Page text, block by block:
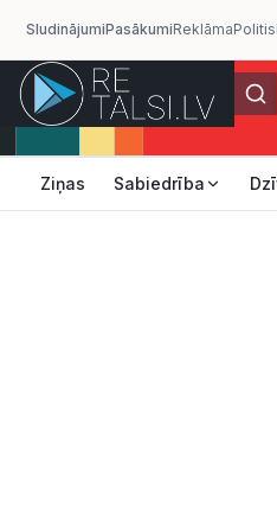
SludinājumiPasākumiReklāma
Ziņas Sabiedrība